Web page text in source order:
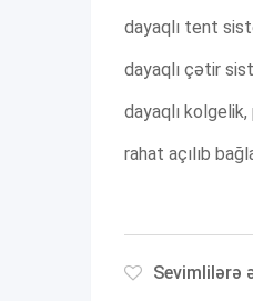
dayaqlı tent
dayaqlı çətir
dayaqlı
rahat açılıb
Sevimlilərə